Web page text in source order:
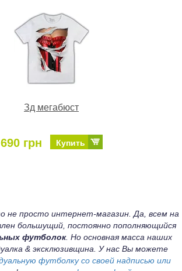
Зд мегабюст
690 грн Купить
не просто интернет-магазин. Да, всем на
большущий, постоянно пополняющийся
футболок. Но основная масса наших
& эксклюзивщина. У нас Вы можете
футболку со своей надписью или